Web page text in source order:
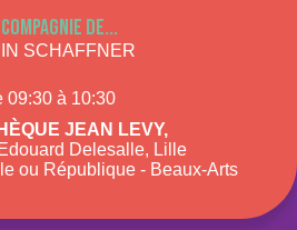
de...
SCHAFFNER
09:30 à 10:30
Jean Levy,
Delesalle, Lille
ou République - Beaux-Arts